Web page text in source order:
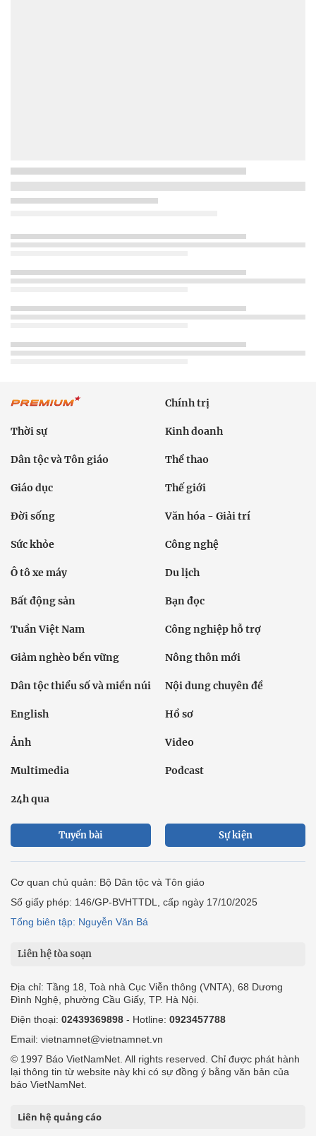
Chính trị
Thời sự Kinh doanh
Dân tộc và Tôn giáo Thể thao
Giáo dục Thế giới
Đời sống Văn hóa - Giải trí
Sức khỏe Công nghệ
Ô tô xe máy Du lịch
Bất động sản Bạn đọc
Tuần Việt Nam Công nghiệp hỗ trợ
Giảm nghèo bền vững Nông thôn mới
Dân tộc thiểu số và miền núi Nội dung chuyên đề
English Hồ sơ
Ảnh Video
Multimedia Podcast
24h qua
Tuyến bài Sự kiện
Cơ quan chủ quản: Bộ Dân tộc và Tôn giáo
Số giấy phép: 146/GP-BVHTTDL, cấp ngày 17/10/2025
Tổng biên tập: Nguyễn Văn Bá
Liên hệ tòa soạn
Địa chỉ: Tầng 18, Toà nhà Cục Viễn thông (VNTA), 68 Dương
Đình Nghệ, phường Cầu Giấy, TP. Hà Nội.
Điện thoại: 02439369898 - Hotline: 0923457788
Email: vietnamnet@vietnamnet.vn
© 1997 Báo VietNamNet. All rights reserved. Chỉ được phát hành
lại thông tin từ website này khi có sự đồng ý bằng văn bản của
báo VietNamNet.
Liên hệ quảng cáo